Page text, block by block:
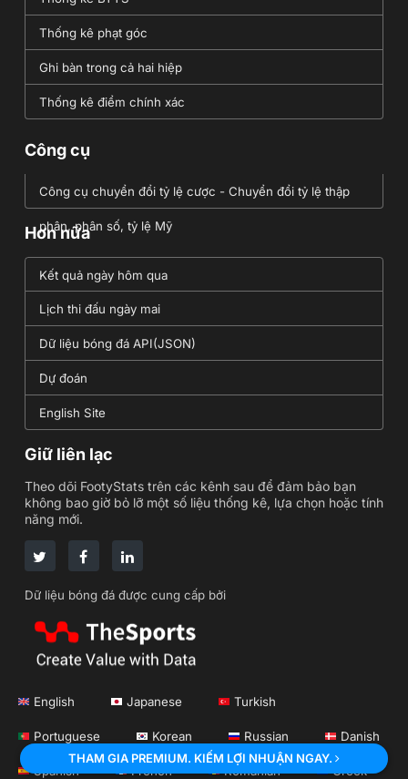
Thống kê phạt góc
Ghi bàn trong cả hai hiệp
Thống kê điểm chính xác
Công cụ
Công cụ chuyển đổi tỷ lệ cược - Chuyển đổi tỷ lệ thập
phân, phân số, tỷ lệ Mỹ
Hơn nữa
Kết quả ngày hôm qua
Lịch thi đấu ngày mai
Dữ liệu bóng đá API(JSON)
Dự đoán
English Site
Giữ liên lạc
Theo dõi FootyStats trên các kênh sau để đảm bảo bạn
không bao giờ bỏ lỡ một số liệu thống kê, lựa chọn hoặc tính
năng mới.
Dữ liệu bóng đá được cung cấp bởi
English Japanese Turkish
Portuguese Korean Russian Danish
Spanish French Romanian Greek
THAM GIA PREMIUM. KIẾM LỢI NHUẬN NGAY.